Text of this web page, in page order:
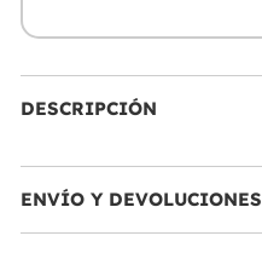
DESCRIPCIÓN
ENVÍO Y DEVOLUCIONES